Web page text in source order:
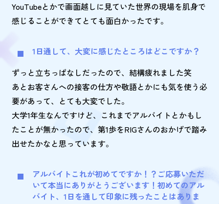
YouTubeとかで画面越しに見ていた世界の現場を肌身で
感じることができてとても面白かったです。
1日通して、大変に感じたところはどこですか？
ずっと立ちっぱなしだったので、結構疲れました笑
あとお客さんへの接客の仕方や敬語とかにも気を使う必
要があって、とても大変でした。
大学1年生なんですけど、これまでアルバイトとかもし
たことが無かったので、第1歩をRIGさんのおかげで踏み
出せたかなと思っています。
アルバイトこれが初めてですか！？ご応募いただ
いて本当にありがとうございます！初めてのアル
バイト、1日を通して印象に残ったことはありま